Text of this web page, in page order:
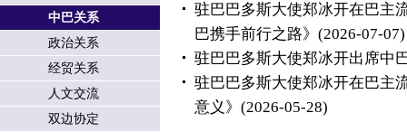
中巴关系
政治关系
经贸关系
人文交流
双边协定
驻巴巴多斯大使郑冰开在巴主
巴携手前行之路》 (2026-07-07)
驻巴巴多斯大使郑冰开出席中
驻巴巴多斯大使郑冰开在巴主
意义》 (2026-05-28)